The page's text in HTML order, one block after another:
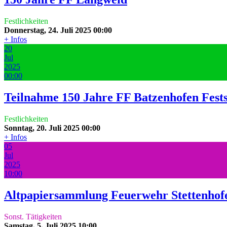
Festlichkeiten
Donnerstag, 24. Juli 2025 00:00
+ Infos
20
Jul
2025
00:00
Teilnahme 150 Jahre FF Batzenhofen
Festlichkeiten
Sonntag, 20. Juli 2025 00:00
+ Infos
05
Jul
2025
10:00
Altpapiersammlung Feuerwehr
Sonst. Tätigkeiten